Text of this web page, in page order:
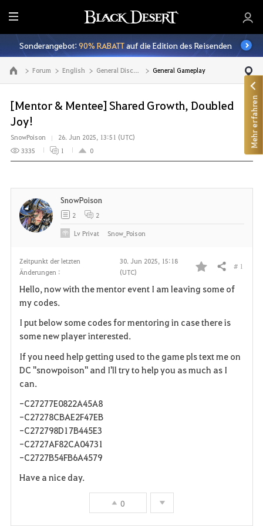
A
l
l
e
Sonderangebot:90% RABATTauf die Edition des Reisenden
Zur Hauptseite Forum English General Discussion General Gameplay
[Mentor & Mentee] Shared Growth, Doubled
Joy!
SnowPoison
26. Jun 2025, 13:51 (UTC)
3335
1 0
Zeitpunkt der letzten
Änderungen :
30. Jun 2025, 15:18
(UTC)
F
v
r
Teilen # 1
Hello, now with the mentor event I am leaving some of
my codes.
I put below some codes for mentoring in case there is
some new player interested.
If you need help getting used to the game pls text me on
DC "snowpoison" and I'll try to help you as much as I
can.
-C27277E0822A45A8
-C27278CBAE2F47EB
-C272798D17B445E3
-C2727AF82CA04731
-C2727B54FB6A4579
Have a nice day.
0
SnowPoison
2 2
LvPrivat Snow_Poison
Mehr erfahren